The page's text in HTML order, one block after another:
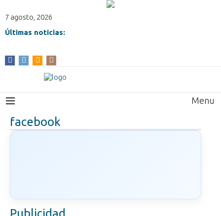
7 agosto, 2026
Últimas noticias:
Menu
facebook
Publicidad